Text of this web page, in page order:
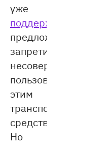
уже
поддержали
предложение
запретить
несовершеннолетним
пользоваться
этим
транспортным
средством.
Но